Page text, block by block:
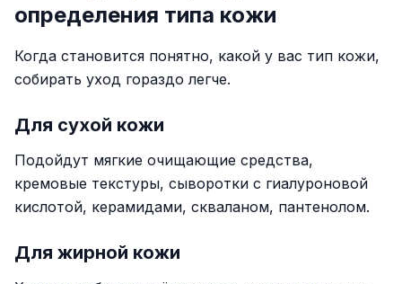
определения типа кожи
Когда становится понятно, какой у вас тип кожи,
собирать уход гораздо легче.
Для сухой кожи
Подойдут мягкие очищающие средства,
кремовые текстуры, сыворотки с гиалуроновой
кислотой, керамидами, скваланом, пантенолом.
Для жирной кожи